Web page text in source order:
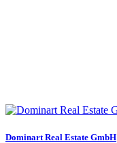
Dominart Real Estate GmbH